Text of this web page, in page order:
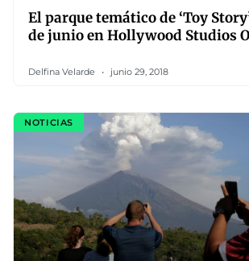
El parque temático de ‘Toy
de junio en Hollywood Studios
Delfina Velarde junio 29, 2018
NOTICIAS